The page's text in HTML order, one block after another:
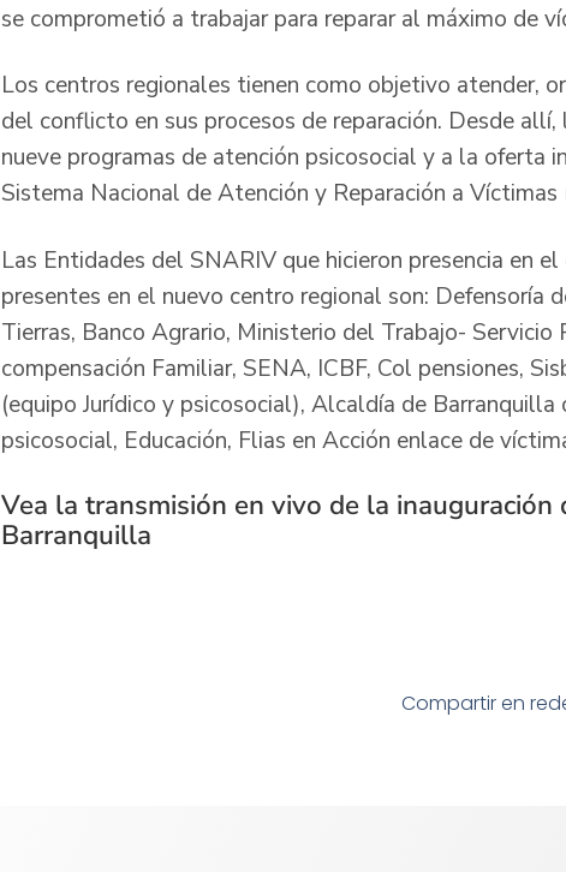
se comprometió a trabajar para reparar al máximo de
Los centros regionales tienen como objetivo atender,
del conflicto en sus procesos de reparación. Desde
nueve programas de atención psicosocial y a la
Sistema Nacional de Atención y Reparación a Víctimas
Las Entidades del SNARIV que hicieron presencia en
presentes en el nuevo centro regional son: Defensoría
Tierras, Banco Agrario, Ministerio del Trabajo-
compensación Familiar, SENA, ICBF, Col pensiones,
(equipo Jurídico y psicosocial), Alcaldía de
psicosocial, Educación, Flias en Acción enlace de
Vea la transmisión en vivo de la inauguración
Barranquilla
Compartir en